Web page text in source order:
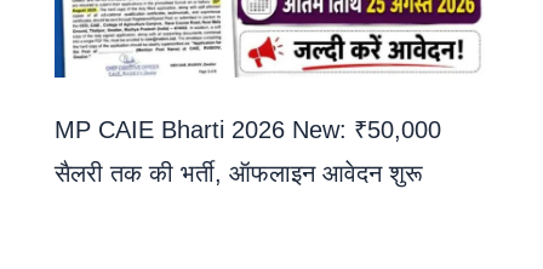
MP CAIE Bharti 2026 New: ₹50,000
सैलरी तक की भर्ती, ऑफलाइन आवेदन शुरू